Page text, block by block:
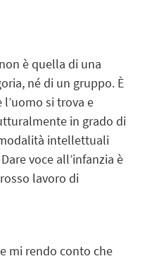
è quella di una
né di un gruppo. È
si trova e
in grado di
intellettuali
voce all’infanzia è
lavoro di
mi rendo conto che